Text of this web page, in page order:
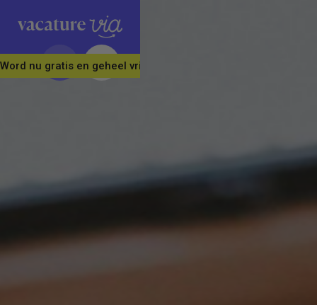
Word nu gratis en geheel vrijblijvend lid van ons Vacature Via